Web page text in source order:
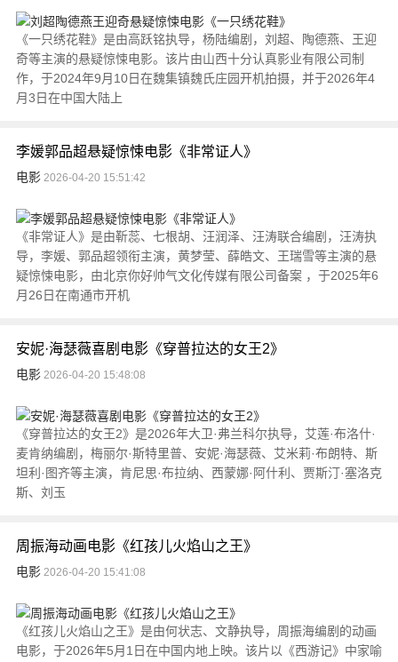
《一只绣花鞋》是由高跃铭执导，杨陆编剧，刘超、陶德燕、王迎
奇等主演的悬疑惊悚电影。该片由山西十分认真影业有限公司制
作，于2024年9月10日在魏集镇魏氏庄园开机拍摄，并于2026年4
月3日在中国大陆上
李媛郭品超悬疑惊悚电影《非常证人》
电影2026-04-20 15:51:42
《非常证人》是由靳蕊、七根胡、汪润泽、汪涛联合编剧，汪涛执
导，李媛、郭品超领衔主演，黄梦莹、薛皓文、王瑞雪等主演的悬
疑惊悚电影，由北京你好帅气文化传媒有限公司备案 ，于2025年6
月26日在南通市开机
安妮·海瑟薇喜剧电影《穿普拉达的女王2》
电影2026-04-20 15:48:08
《穿普拉达的女王2》是2026年大卫·弗兰科尔执导，艾莲·布洛什·
麦肯纳编剧，梅丽尔·斯特里普、安妮·海瑟薇、艾米莉·布朗特、斯
坦利·图齐等主演，肯尼思·布拉纳、西蒙娜·阿什利、贾斯汀·塞洛克
斯、刘玉
周振海动画电影《红孩儿火焰山之王》
电影2026-04-20 15:41:08
《红孩儿火焰山之王》是由何状志、文静执导，周振海编剧的动画
电影，于2026年5月1日在中国内地上映。该片以《西游记》中家喻